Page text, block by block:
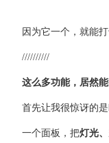
因为它一个，就能打
//////////
这么多功能，居然
首先让我很惊讶的
一个面板，把灯光